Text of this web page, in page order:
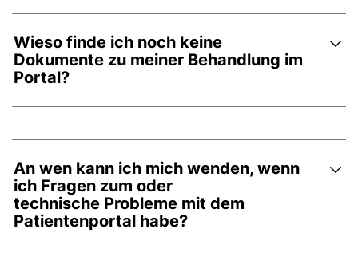
Wieso finde ich noch keine
Dokumente zu meiner Behandlung im
Portal?
An wen kann ich mich wenden, wenn
ich Fragen zum oder
technische Probleme mit dem
Patientenportal habe?